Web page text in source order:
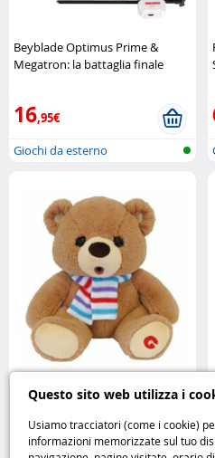
Questo sito web utilizza i
Usiamo tracciatori (come i cookie)
informazioni memorizzate sul tuo
Beyblade Optimus Prime &
Megatron: la battaglia finale
16,95€
Giochi da esterno
Peluche Grumly 32 cm: dolcezza
e tenerezza da abbracciare Jemini